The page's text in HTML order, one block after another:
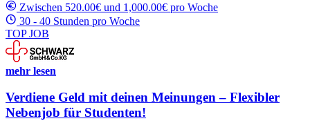
Zwischen 520.00€ und 1,000.00€ pro Woche
30 - 40 Stunden pro Woche
TOP JOB
mehr lesen
Verdiene Geld mit deinen Meinungen – Flexibler
Nebenjob für Studenten!